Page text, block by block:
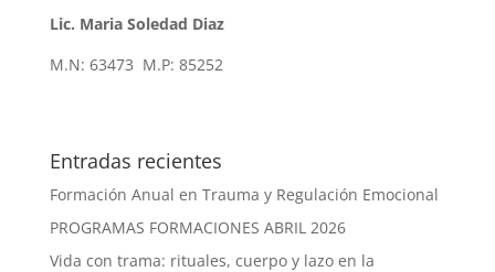
Lic. Maria Soledad Diaz
M.N: 63473 M.P: 85252
Entradas recientes
Formación Anual en Trauma y Regulación Emocional
PROGRAMAS FORMACIONES ABRIL 2026
Vida con trama: rituales, cuerpo y lazo en la